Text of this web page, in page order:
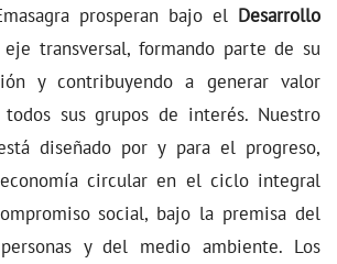
prosperan bajo el Desarrollo
eje transversal, formando parte de su
y contribuyendo a generar valor
sus grupos de interés. Nuestro
diseñado por y para el progreso,
circular en el ciclo integral
social, bajo la premisa del
y del medio ambiente. Los